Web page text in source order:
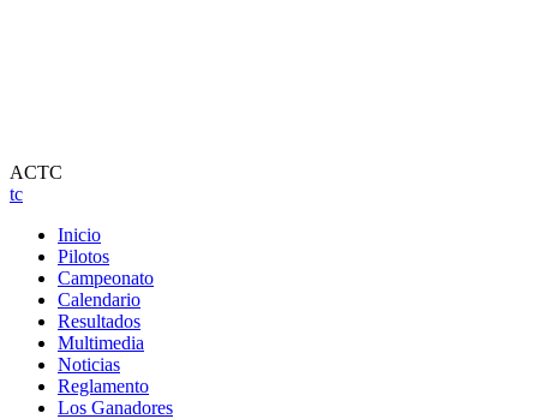
ACTC
tc
Inicio
Pilotos
Campeonato
Calendario
Resultados
Multimedia
Noticias
Reglamento
Los Ganadores